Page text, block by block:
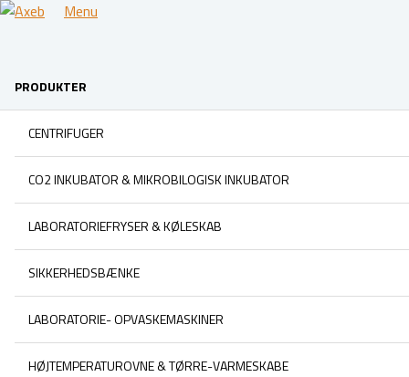
Menu
PRODUKTER
CENTRIFUGER
CO2 INKUBATOR & MIKROBILOGISK INKUBATOR
LABORATORIEFRYSER & KØLESKAB
SIKKERHEDSBÆNKE
LABORATORIE- OPVASKEMASKINER
HØJTEMPERATUROVNE & TØRRE-VARMESKABE